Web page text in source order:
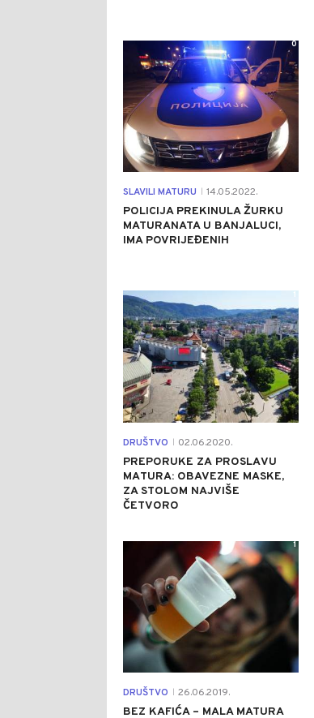
SLAVILI MATURU 14.05.2022.
POLICIJA PREKINULA ŽURKU
MATURANATA U BANJALUCI,
IMA POVRIJEĐENIH
0
DRUŠTVO 02.06.2020.
PRЕPОRUKЕ ZА PRОSLАVU
MАTURA: OBAVEZNE MASKE,
ZA STOLOM NАЈVIŠЕ
ČETVORO
1
DRUŠTVO 26.06.2019.
BEZ KAFIĆA – MALA MATURA
1